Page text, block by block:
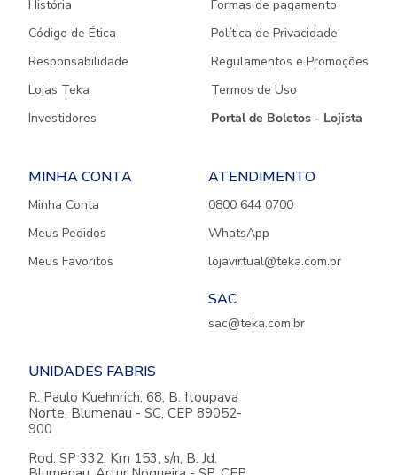
História
Código de Ética
Responsabilidade
Lojas Teka
Investidores
Formas de pagamento
Política de Privacidade
Regulamentos e Promoções
Termos de Uso
Portal de Boletos - Lojista
MINHA CONTA
Minha Conta
Meus Pedidos
Meus Favoritos
ATENDIMENTO
0800 644 0700
WhatsApp
lojavirtual@teka.com.br
SAC
sac@teka.com.br
UNIDADES FABRIS
R. Paulo Kuehnrich, 68, B. Itoupava
Norte, Blumenau - SC, CEP 89052-
900
Rod. SP 332, Km 153, s/n, B. Jd.